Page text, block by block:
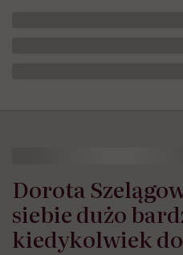
Dorota
siebie dużo
kiedykolwiek